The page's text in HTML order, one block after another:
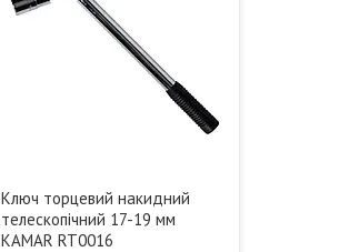
Ключ торцевий накидний
телескопічний 17-19 мм
KAMAR RT0016